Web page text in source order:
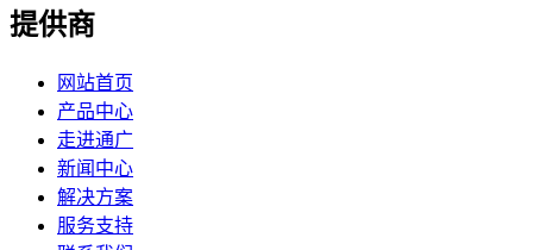
提供商
网站首页
产品中心
走进通广
新闻中心
解决方案
服务支持